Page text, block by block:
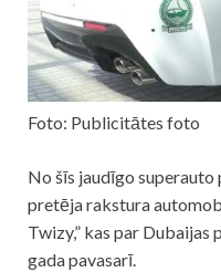
Foto: Publicitātes foto
No šīs jaudīgo
pretēja rakstura
Twizy,” kas par Dubaijas
gada pavasarī.